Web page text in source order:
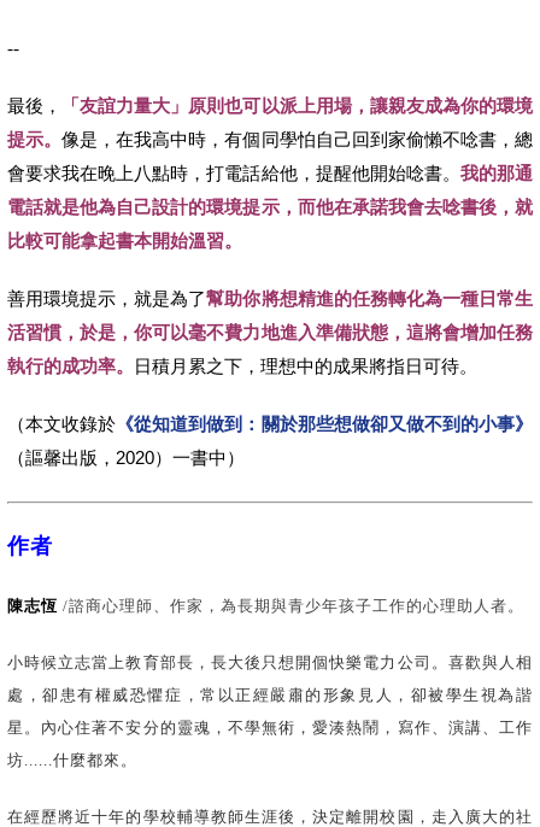
--
最後，
「友誼力量大」原則也可以派上用場，讓親友成為你的環境
提示。像是，在我高中時，有個同學怕自己回到家偷懶不唸書，總
會要求我在晚上八點時，打電話給他，提醒他開始唸書。 我的那通
電話就是他為自己設計的環境提示，而他在承諾我會去唸書後，就
比較可能拿起書本開始溫習。
善用環境提示，就是為了幫助你將想精進的任務轉化為一種日常生
活習慣，於是，你可以毫不費力地進入準備狀態，這將會增加任務
執行的成功率。
日積月累之下，理想中的成果將指日可待。
（本文收錄於 《從知道到做到：關於那些想做卻又做不到的小事》
（謳馨出版，2020）一書中）
作者
陳志恆 /諮商心理師、作家，為長期與青少年孩子工作的心理助人者。
小時候立志當上教育部長，長大後只想開個快樂電力公司。喜歡與人相
處，卻患有權威恐懼症，常以正經嚴肅的形象見人，卻被學生視為諧
星。內心住著不安分的靈魂，不學無術，愛湊熱鬧，寫作、演講、工作
坊......什麼都來。
在經歷將近十年的學校輔導教師生涯後，決定離開校園，走入廣大的社